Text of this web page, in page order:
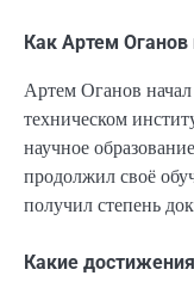
Как Артем Оганов
Артем Оганов
техническом
научное
продолжил своё
получил степень
Какие